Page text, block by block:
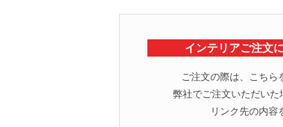
インテリアご注文
ご注文の際は、こちら
弊社でご注文いただいた
リンク先の内容